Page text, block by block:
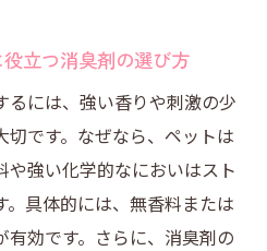
立つ消臭剤の選び方
には、強い香りや刺激の少
です。なぜなら、ペットは
強い化学的なにおいはスト
。具体的には、無香料または
効です。さらに、消臭剤の